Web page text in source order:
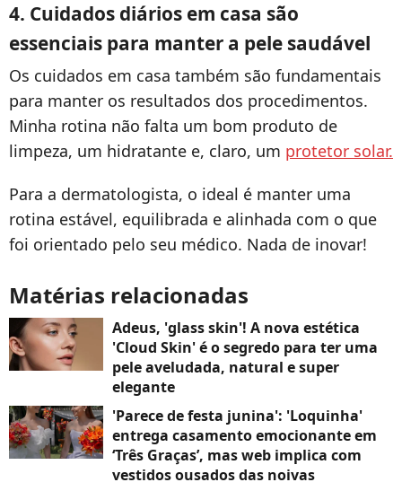
4. Cuidados diários em casa são
essenciais para manter a pele saudável
Os cuidados em casa também são fundamentais
para manter os resultados dos procedimentos.
Minha rotina não falta um bom produto de
limpeza, um hidratante e, claro, um protetor solar.
Para a dermatologista, o ideal é manter uma
rotina estável, equilibrada e alinhada com o que
foi orientado pelo seu médico. Nada de inovar!
Matérias relacionadas
Adeus, 'glass skin'! A nova estética
'Cloud Skin' é o segredo para ter uma
pele aveludada, natural e super
elegante
'Parece de festa junina': 'Loquinha'
entrega casamento emocionante em
‘Três Graças’, mas web implica com
vestidos ousados das noivas